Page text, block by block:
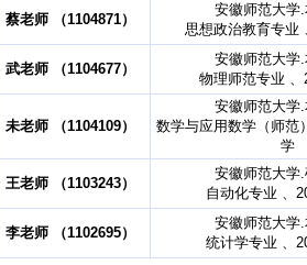
蔡老师 （1104871）
安徽师范大学
思想政治教育专业
武老师 （1104677）
安徽师范大学
物理师范专业 、
未老师 （1104109）
安徽师范大学
数学与应用数学（师范
学
王老师 （1103243）
安徽师范大学
自动化专业 、
李老师 （1102695）
安徽师范大学
统计学专业 、